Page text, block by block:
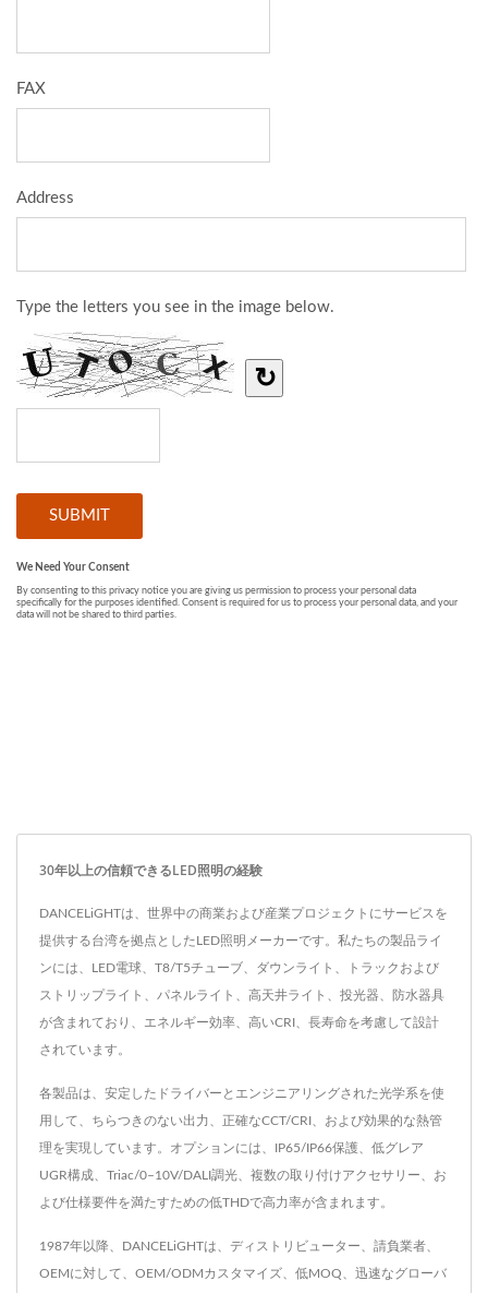
30年以上の信頼できるLED照明の経験
DANCELiGHTは、世界中の商業および産業プロジェクトにサービスを
提供する台湾を拠点としたLED照明メーカーです。私たちの製品ライ
ンには、LED電球、T8/T5チューブ、ダウンライト、トラックおよび
ストリップライト、パネルライト、高天井ライト、投光器、防水器具
が含まれており、エネルギー効率、高いCRI、長寿命を考慮して設計
されています。
各製品は、安定したドライバーとエンジニアリングされた光学系を使
用して、ちらつきのない出力、正確なCCT/CRI、および効果的な熱管
理を実現しています。オプションには、IP65/IP66保護、低グレア
UGR構成、Triac/0–10V/DALI調光、複数の取り付けアクセサリー、お
よび仕様要件を満たすための低THDで高力率が含まれます。
1987年以降、DANCELiGHTは、ディストリビューター、請負業者、
OEMに対して、OEM/ODMカスタマイズ、低MOQ、迅速なグローバ